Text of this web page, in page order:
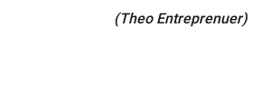
(Theo Entreprenuer)